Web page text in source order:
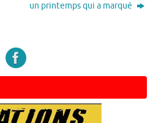
un printemps qui a marqué